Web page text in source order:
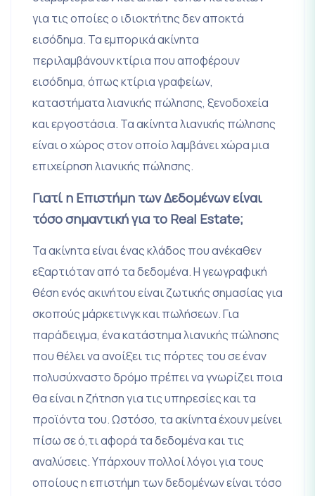
για τις οποίες ο ιδιοκτήτης δεν αποκτά
εισόδημα. Τα εμπορικά ακίνητα
περιλαμβάνουν κτίρια που αποφέρουν
εισόδημα, όπως κτίρια γραφείων,
καταστήματα λιανικής πώλησης, ξενοδοχεία
και εργοστάσια. Τα ακίνητα λιανικής πώλησης
είναι ο χώρος στον οποίο λαμβάνει χώρα μια
επιχείρηση λιανικής πώλησης.
Γιατί η Επιστήμη των Δεδομένων είναι
τόσο σημαντική για το Real Estate;
Τα ακίνητα είναι ένας κλάδος που ανέκαθεν
εξαρτιόταν από τα δεδομένα. Η γεωγραφική
θέση ενός ακινήτου είναι ζωτικής σημασίας για
σκοπούς μάρκετινγκ και πωλήσεων. Για
παράδειγμα, ένα κατάστημα λιανικής πώλησης
που θέλει να ανοίξει τις πόρτες του σε έναν
πολυσύχναστο δρόμο πρέπει να γνωρίζει ποια
θα είναι η ζήτηση για τις υπηρεσίες και τα
προϊόντα του. Ωστόσο, τα ακίνητα έχουν μείνει
πίσω σε ό,τι αφορά τα δεδομένα και τις
αναλύσεις. Υπάρχουν πολλοί λόγοι για τους
οποίους η επιστήμη των δεδομένων είναι τόσο